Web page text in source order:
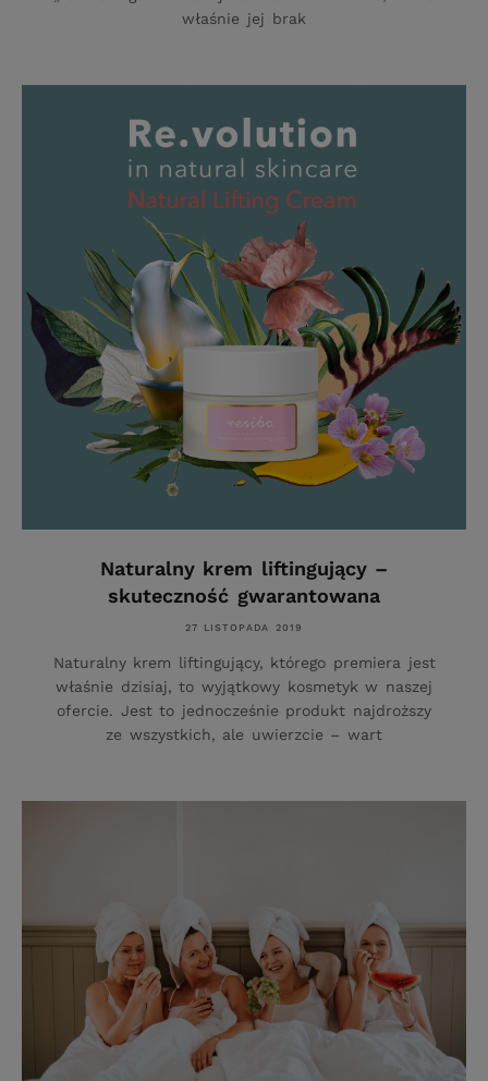
właśnie jej brak
Naturalny krem liftingujący –
skuteczność gwarantowana
27 LISTOPADA 2019
Naturalny krem liftingujący, którego premiera jest
właśnie dzisiaj, to wyjątkowy kosmetyk w naszej
ofercie. Jest to jednocześnie produkt najdroższy
ze wszystkich, ale uwierzcie – wart